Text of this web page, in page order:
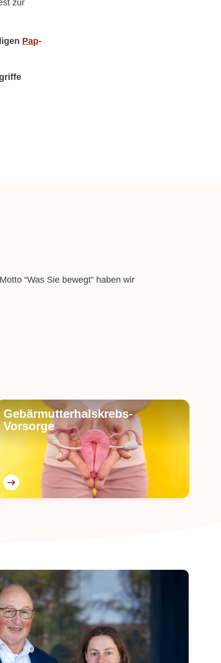
zur
Pap-
“Was Sie bewegt” haben wir
Gebärmutterhalskrebs-
Vorsorge